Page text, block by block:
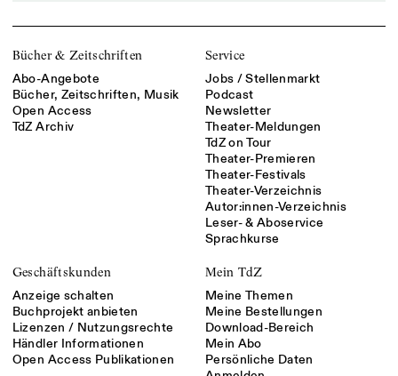
Bücher & Zeitschriften
Abo-Angebote
Bücher, Zeitschriften, Musik
Open Access
TdZ Archiv
Service
Jobs / Stellenmarkt
Podcast
Newsletter
Theater-Meldungen
TdZ on Tour
Theater-Premieren
Theater-Festivals
Theater-Verzeichnis
Autor:innen-Verzeichnis
Leser- & Aboservice
Sprachkurse
Geschäftskunden
Anzeige schalten
Buchprojekt anbieten
Lizenzen / Nutzungsrechte
Händler Informationen
Open Access Publikationen
Mein TdZ
Meine Themen
Meine Bestellungen
Download-Bereich
Mein Abo
Persönliche Daten